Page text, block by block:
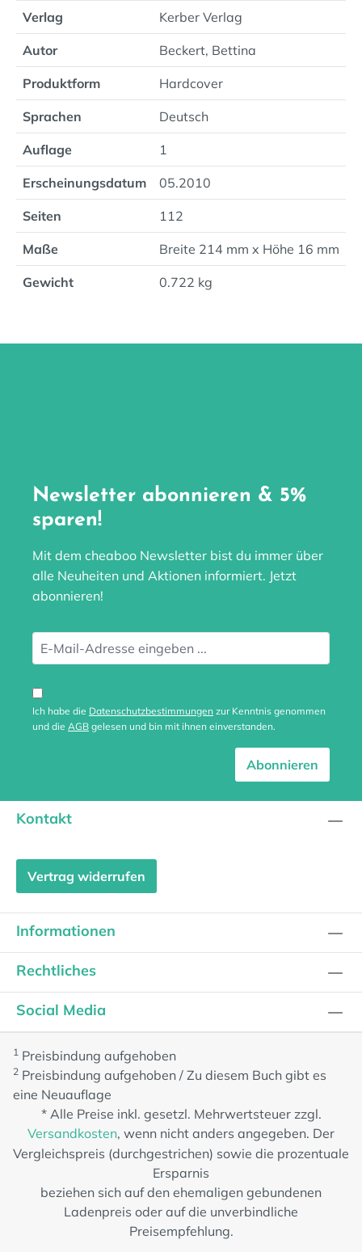
Verlag Kerber Verlag
Autor Beckert, Bettina
Produktform Hardcover
Sprachen Deutsch
Auflage 1
Erscheinungsdatum 05.2010
Seiten 112
Maße Breite 214 mm x Höhe 16 mm
Gewicht 0.722 kg
Newsletter abonnieren & 5%
sparen!
Mit dem cheaboo Newsletter bist du immer über
alle Neuheiten und Aktionen informiert. Jetzt
abonnieren!
Ich habe die Datenschutzbestimmungen zur Kenntnis genommen
und die AGB gelesen und bin mit ihnen einverstanden.
Abonnieren
Kontakt
Vertrag widerrufen
Informationen
Rechtliches
Social Media
1 Preisbindung aufgehoben
2 Preisbindung aufgehoben / Zu diesem Buch gibt es
eine Neuauflage
* Alle Preise inkl. gesetzl. Mehrwertsteuer zzgl.
Versandkosten, wenn nicht anders angegeben. Der
Vergleichspreis (durchgestrichen) sowie die prozentuale
Ersparnis
beziehen sich auf den ehemaligen gebundenen
Ladenpreis oder auf die unverbindliche
Preisempfehlung.